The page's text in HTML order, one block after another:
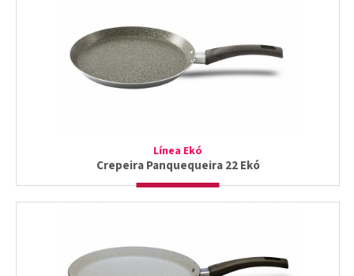
Línea Ekó
Crepeira Panquequeira 22 Ekó